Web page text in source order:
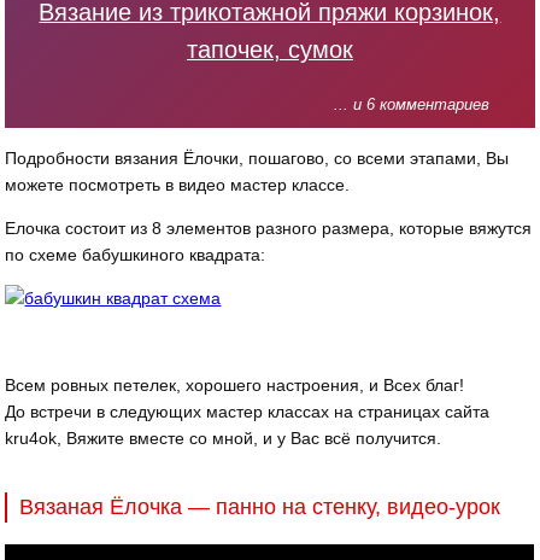
Вязание из трикотажной пряжи корзинок,
тапочек, сумок
... и 6 комментариев
Подробности вязания Ёлочки, пошагово, со всеми этапами, Вы
можете посмотреть в видео мастер классе.
Елочка состоит из 8 элементов разного размера, которые вяжутся
по схеме бабушкиного квадрата:
Всем ровных петелек, хорошего настроения, и Всех благ!
До встречи в следующих мастер классах на страницах сайта
kru4ok, Вяжите вместе со мной, и у Вас всё получится.
Вязаная Ёлочка — панно на стенку, видео-урок